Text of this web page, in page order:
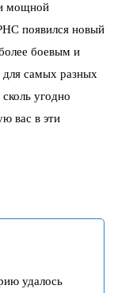
и мощной
появился новый
боевым и
самых разных
угодно
вас в эти
удалось